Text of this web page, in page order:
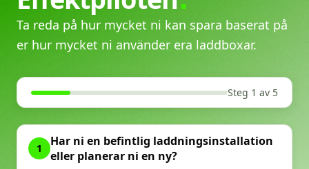
Ta reda på hur mycket ni kan spara baserat på
er hur mycket ni använder era laddboxar.
Steg 1 av 5
1
Har ni en befintlig laddningsinstallation
eller planerar ni en ny?